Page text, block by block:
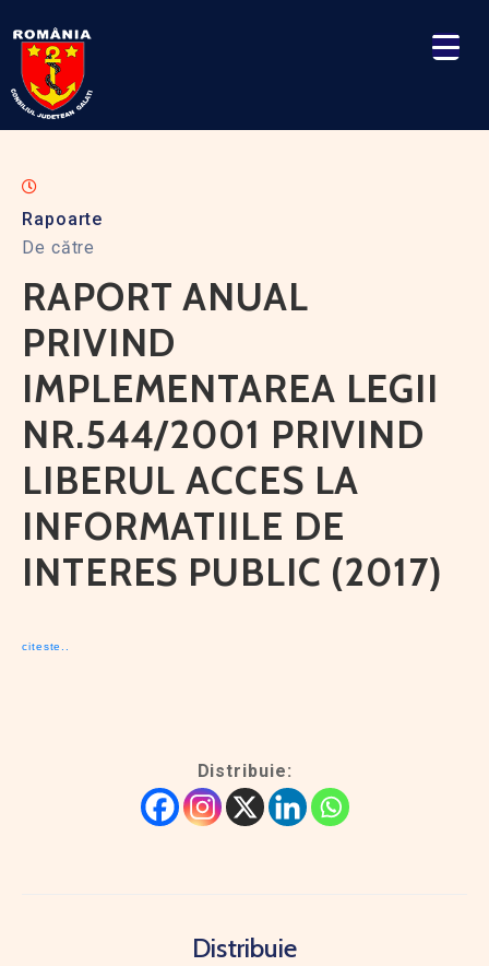
Rapoarte
De către
RAPORT ANUAL
PRIVIND
IMPLEMENTAREA LEGII
NR.544/2001 PRIVIND
LIBERUL ACCES LA
INFORMATIILE DE
INTERES PUBLIC (2017)
citeste..
Distribuie:
Distribuie